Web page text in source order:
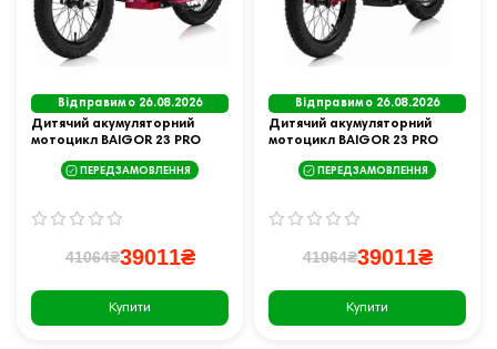
Відправимо 26.08.2026
Дитячий акумуляторний
мотоцикл BAIGOR 23 PRO
ПЕРЕДЗАМОВЛЕННЯ
41064₴39011₴
Купити
Відправимо 26.08.2026
Дитячий акумуляторний
мотоцикл BAIGOR 23 PRO
ПЕРЕДЗАМОВЛЕННЯ
41064₴39011₴
Купити